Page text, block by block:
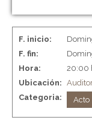
F. inicio:
F. fin:
Hora:
20:00
Ubicación:
Categoria:
Acto